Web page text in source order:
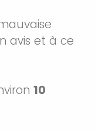
avis et à ce
10